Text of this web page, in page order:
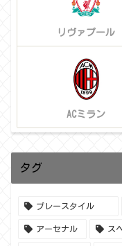
リヴァプール
ACミラン
タグ
プレースタイル
アーセナル ス